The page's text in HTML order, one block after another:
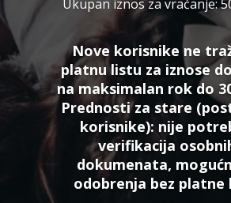
Ukupan iznos za vraćanje:
Nove korisnike ne
platnu listu za iznose
na maksimalan rok do
Prednosti za stare
korisnike): nije
verifikacija
dokumenata,
odobrenja bez platne